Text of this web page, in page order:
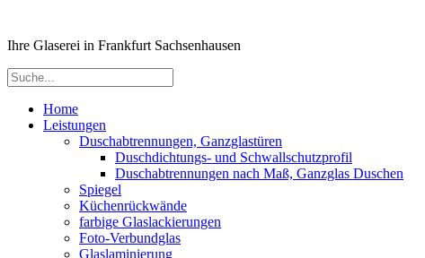
Ihre Glaserei in Frankfurt Sachsenhausen
Home
Leistungen
Duschabtrennungen, Ganzglastüren
Duschdichtungs- und Schwallschutzprofil
Duschabtrennungen nach Maß, Ganzglas Duschen
Spiegel
Küchenrückwände
farbige Glaslackierungen
Foto-Verbundglas
Glaslaminierung